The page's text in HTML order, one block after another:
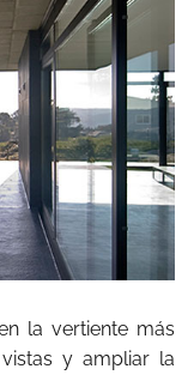
la vertiente más
y ampliar la